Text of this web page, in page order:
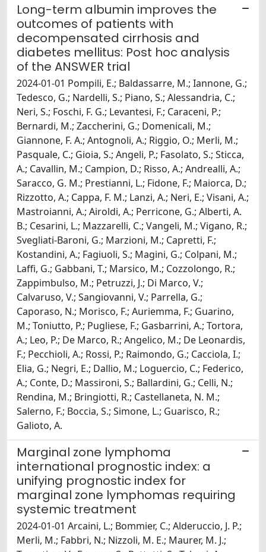
Long-term albumin improves the
outcomes of patients with
decompensated cirrhosis and
diabetes mellitus: Post hoc analysis
of the ANSWER trial
2024-01-01 Pompili, E.; Baldassarre, M.; Iannone, G.;
Tedesco, G.; Nardelli, S.; Piano, S.; Alessandria, C.;
Neri, S.; Foschi, F. G.; Levantesi, F.; Caraceni, P.;
Bernardi, M.; Zaccherini, G.; Domenicali, M.;
Giannone, F. A.; Antognoli, A.; Riggio, O.; Merli, M.;
Pasquale, C.; Gioia, S.; Angeli, P.; Fasolato, S.; Sticca,
A.; Cavallin, M.; Campion, D.; Risso, A.; Andrealli, A.;
Saracco, G. M.; Prestianni, L.; Fidone, F.; Maiorca, D.;
Rizzotto, A.; Cappa, F. M.; Lanzi, A.; Neri, E.; Visani, A.;
Mastroianni, A.; Airoldi, A.; Perricone, G.; Alberti, A.
B.; Cesarini, L.; Mazzarelli, C.; Vangeli, M.; Vigano, R.;
Svegliati-Baroni, G.; Marzioni, M.; Capretti, F.;
Kostandini, A.; Fagiuoli, S.; Magini, G.; Colpani, M.;
Laffi, G.; Gabbani, T.; Marsico, M.; Cozzolongo, R.;
Zappimbulso, M.; Petruzzi, J.; Di Marco, V.;
Calvaruso, V.; Sangiovanni, V.; Parrella, G.;
Caporaso, N.; Morisco, F.; Auriemma, F.; Guarino,
M.; Toniutto, P.; Pugliese, F.; Gasbarrini, A.; Tortora,
A.; Leo, P.; De Marco, R.; Angelico, M.; De Leonardis,
F.; Pecchioli, A.; Rossi, P.; Raimondo, G.; Cacciola, I.;
Elia, G.; Negri, E.; Dallio, M.; Loguercio, C.; Federico,
A.; Conte, D.; Massironi, S.; Ballardini, G.; Celli, N.;
Rendina, M.; Bringiotti, R.; Castellaneta, N. M.;
Salerno, F.; Boccia, S.; Simone, L.; Guarisco, R.;
Galioto, A.
Marginal zone lymphoma
international prognostic index: a
unifying prognostic index for
marginal zone lymphomas requiring
systemic treatment
2024-01-01 Arcaini, L.; Bommier, C.; Alderuccio, J. P.;
Merli, M.; Fabbri, N.; Nizzoli, M. E.; Maurer, M. J.;